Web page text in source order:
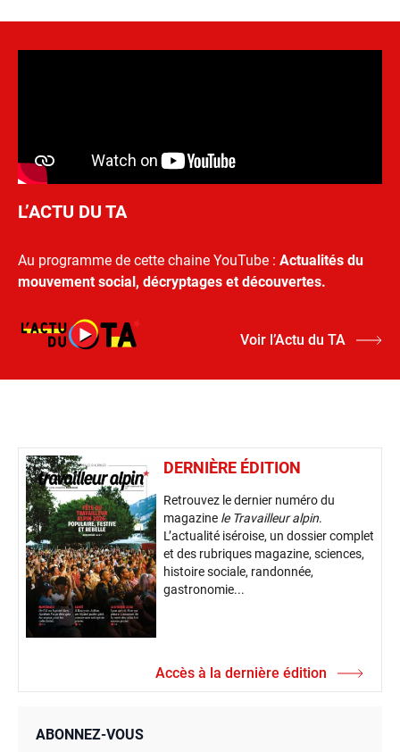
L’ACTU DU TA
Au programme de cette chaine YouTube : Actualités du
mouvement social, décryptages et découvertes.
Voir l’Actu du TA
DERNIÈRE ÉDITION
Retrouvez le dernier numéro du
magazine le Travailleur alpin.
L’actualité iséroise, un dossier complet
et des rubriques magazine, sciences,
histoire sociale, randonnée,
gastronomie...
Accès à la dernière édition
ABONNEZ-VOUS